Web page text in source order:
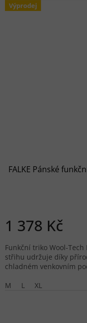
Výprodej
FALKE Pánské
1 378 Kč
Funkční triko Wool-
střihu udržuje díky
chladném venkovním
M
L XL